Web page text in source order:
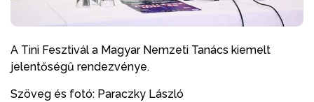
A Tini Fesztivál a Magyar Nemzeti Tanács kiemelt
jelentőségű rendezvénye.
Szöveg és fotó: Paraczky László